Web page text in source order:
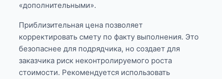
«дополнительными».
Приблизительная цена позволяет
корректировать смету по факту выполнения. Это
безопаснее для подрядчика, но создает для
заказчика риск неконтролируемого роста
стоимости. Рекомендуется использовать